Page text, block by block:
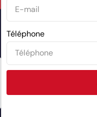
Téléphone